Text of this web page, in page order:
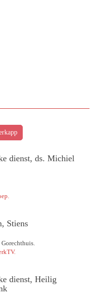
dienst, ds. Michiel
Stiens
dienst, Heilig